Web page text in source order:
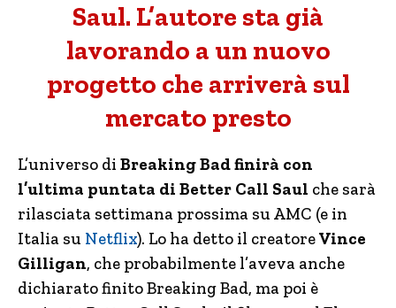
Saul. L’autore sta già
lavorando a un nuovo
progetto che arriverà sul
mercato presto
L’universo di Breaking Bad finirà con
l’ultima puntata di Better Call Saul che sarà
rilasciata settimana prossima su AMC (e in
Italia su Netflix). Lo ha detto il creatoreVince
Gilligan, che probabilmente l’aveva anche
dichiarato finito Breaking Bad, ma poi è